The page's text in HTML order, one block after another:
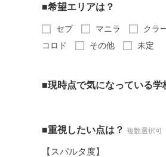
■希望エリアは？
セブ マニラ クラ
コロド
その他 未定
■現時点で気になっている学
■重視したい点は？ 複数選択可
【スパルタ度】